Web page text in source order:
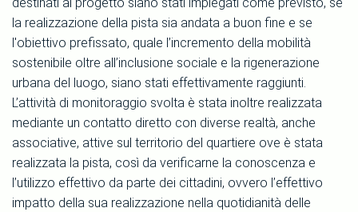
la realizzazione della pista sia andata a buon fine e se
l'obiettivo prefissato, quale l’incremento della mobilità
sostenibile oltre all’inclusione sociale e la rigenerazione
urbana del luogo, siano stati effettivamente raggiunti.
L’attività di monitoraggio svolta è stata inoltre realizzata
mediante un contatto diretto con diverse realtà, anche
associative, attive sul territorio del quartiere ove è stata
realizzata la pista, così da verificarne la conoscenza e
l’utilizzo effettivo da parte dei cittadini, ovvero l’effettivo
impatto della sua realizzazione nella quotidianità delle